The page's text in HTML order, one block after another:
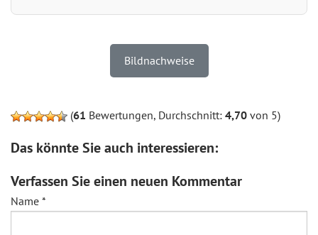
Bildnachweise
(61 Bewertungen, Durchschnitt: 4,70 von 5)
Das könnte Sie auch interessieren:
Verfassen Sie einen neuen Kommentar
Name *